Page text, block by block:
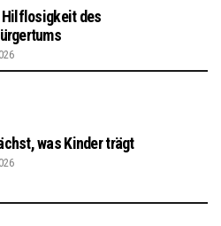
Hilflosigkeit des
was Kinder trägt